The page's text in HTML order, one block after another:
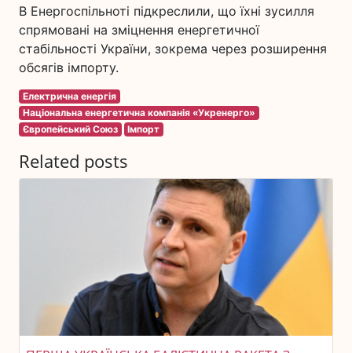
В Енергоспільноті підкреслили, що їхні зусилля
спрямовані на зміцнення енергетичної
стабільності України, зокрема через розширення
обсягів імпорту.
Електрична енергія
Національна енергетична компанія «Укренерго»
Європейський Союз
Імпорт
Related posts